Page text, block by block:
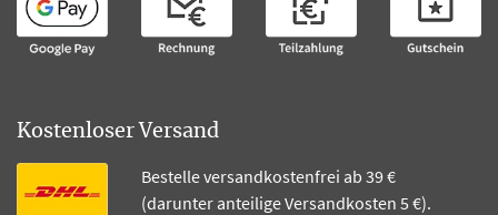
Kostenloser Versand
Bestelle versandkostenfrei ab 39 €
(darunter anteilige Versandkosten 5 €).